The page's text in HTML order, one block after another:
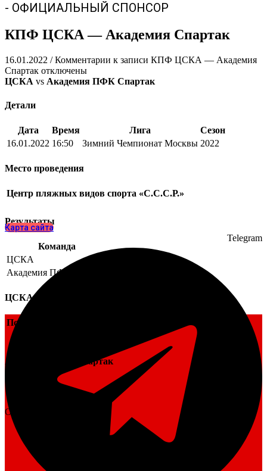
- ОФИЦИАЛЬНЫЙ СПОНСОР
КПФ ЦСКА — Академия Спартак
16.01.2022 / Комментарии к записи КПФ ЦСКА — Академия
Спартак отключены
ЦСКА vs Академия ПФК Спартак
Детали
Дата Время Лига
Сезон
16.01.2022 16:50 Зимний Чемпионат Москвы 2022
Место проведения
Центр пляжных видов спорта «С.С.С.Р.»
Результаты
Команда
ЦСКА
Академия ПФК Спартак
ЦСКА
Позиция
Академия ПФК Спартак
От
Карта сайта
Telegram